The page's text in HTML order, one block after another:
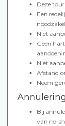
Deze
Een
Niet
Geen
Niet
Afstand
Neem
Bij
van no-